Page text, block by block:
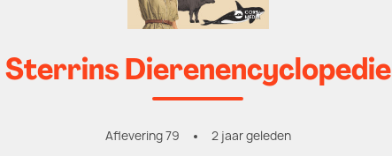
Sterrins Dierenencyclopedie
Aflevering 79 2 jaar geleden